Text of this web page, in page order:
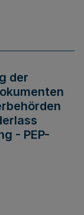
der
- PEP-